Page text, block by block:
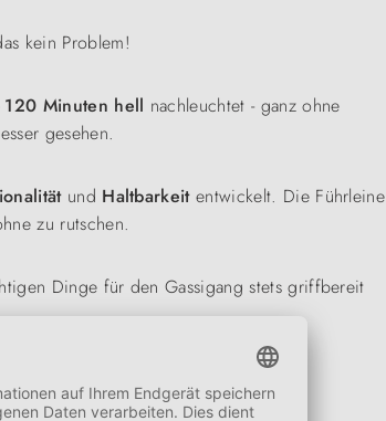
kein Problem!
Minuten hell nachleuchtet - ganz ohne
gesehen.
und Haltbarkeitentwickelt. Die Führleine
zu rutschen.
Dinge für den Gassigang stets griffbereit